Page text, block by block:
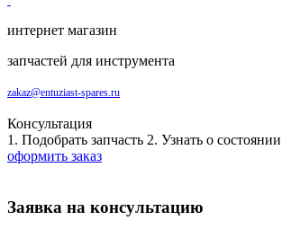
интернет магазин
запчастей для инструмента
zakaz@entuziast-spares.ru
Консультация
1. Подобрать запчасть 2. Узнать о состоянии
оформить заказ
Заявка на консультацию